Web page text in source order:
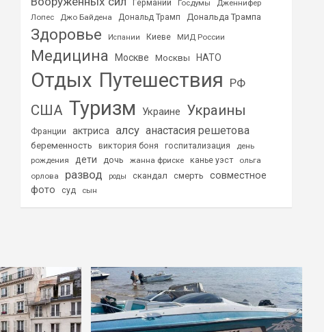
Германии Госдумы
Дженнифер
Лопес
Джо Байдена Дональд Трамп Дональда Трампа
Здоровье Испании Киеве МИД России
Медицина Москве Москвы НАТО
Отдых Путешествия РФ
США Туризм Украине Украины
Франции актриса алсу анастасия решетова
беременность виктория боня госпитализация
день
рождения
дети дочь жанна фриске канье уэст
ольга
орлова
развод роды скандал смерть
совместное
фото
суд сын